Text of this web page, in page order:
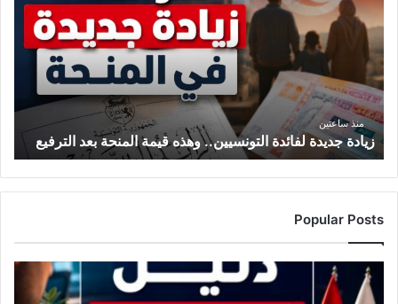
لفائدة
التونسيين..
وهذه
قيمة
المنحة
بعد
الترفيعمنذ ساعتين
زيادة جديدة لفائدة التونسيين.. وهذه قيمة المنحة بعد الترفيع
Popular Posts